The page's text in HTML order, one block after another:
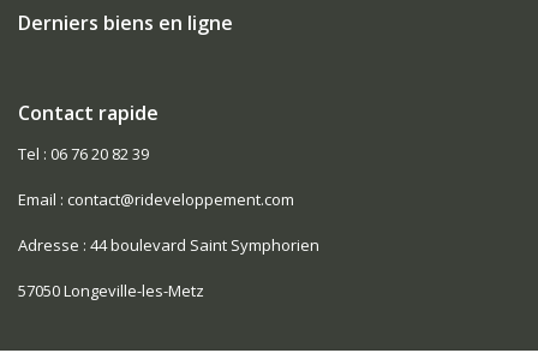
Derniers biens en ligne
Contact rapide
Tel : 06 76 20 82 39
Email : contact@rideveloppement.com
Adresse : 44 boulevard Saint Symphorien
57050 Longeville-les-Metz